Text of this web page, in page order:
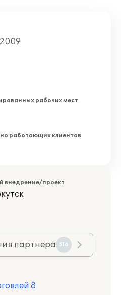
рабочих мест
работающих клиентов
внедрение/проект
партнера 516
8